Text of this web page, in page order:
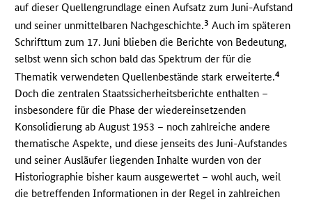
auf dieser Quellengrundlage einen Aufsatz zum Juni-Aufstand
und seiner unmittelbaren Nachgeschichte.3 Auch im späteren
Schrifttum zum 17. Juni blieben die Berichte von Bedeutung,
selbst wenn sich schon bald das Spektrum der für die
Thematik verwendeten Quellenbestände stark erweiterte.4
Doch die zentralen Staatssicherheitsberichte enthalten –
insbesondere für die Phase der wiedereinsetzenden
Konsolidierung ab August 1953 – noch zahlreiche andere
thematische Aspekte, und diese jenseits des Juni-Aufstandes
und seiner Ausläufer liegenden Inhalte wurden von der
Historiographie bisher kaum ausgewertet – wohl auch, weil
die betreffenden Informationen in der Regel in zahlreichen